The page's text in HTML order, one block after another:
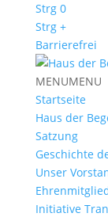
Strg 0
Strg +
Barrierefrei
MENUMENU
Startseite
Haus der
Satzung
Geschichte
Unser
Initiative